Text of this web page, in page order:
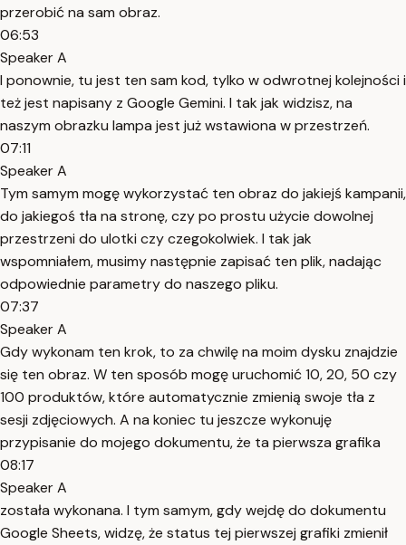
przerobić na sam obraz.
06:53
Speaker A
I ponownie, tu jest ten sam kod, tylko w odwrotnej kolejności i
też jest napisany z Google Gemini. I tak jak widzisz, na
naszym obrazku lampa jest już wstawiona w przestrzeń.
07:11
Speaker A
Tym samym mogę wykorzystać ten obraz do jakiejś kampanii,
do jakiegoś tła na stronę, czy po prostu użycie dowolnej
przestrzeni do ulotki czy czegokolwiek. I tak jak
wspomniałem, musimy następnie zapisać ten plik, nadając
odpowiednie parametry do naszego pliku.
07:37
Speaker A
Gdy wykonam ten krok, to za chwilę na moim dysku znajdzie
się ten obraz. W ten sposób mogę uruchomić 10, 20, 50 czy
100 produktów, które automatycznie zmienią swoje tła z
sesji zdjęciowych. A na koniec tu jeszcze wykonuję
przypisanie do mojego dokumentu, że ta pierwsza grafika
08:17
Speaker A
została wykonana. I tym samym, gdy wejdę do dokumentu
Google Sheets, widzę, że status tej pierwszej grafiki zmienił